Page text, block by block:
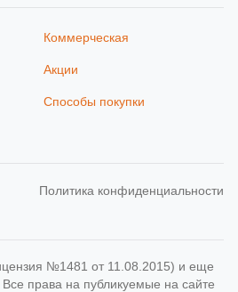
Коммерческая
Акции
Способы покупки
Политика конфиденциальности
№1481 от 11.08.2015) и еще
права на публикуемые на сайте